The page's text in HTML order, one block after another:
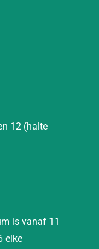
12 (halte
is vanaf 11
elke